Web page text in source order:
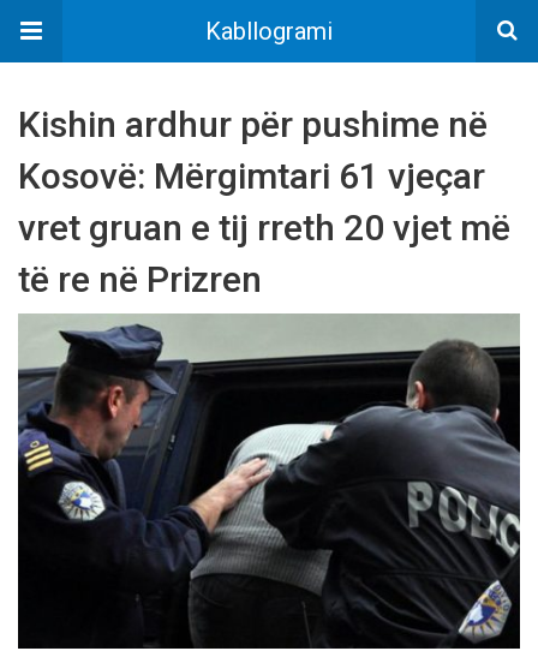
Kabllogrami
Kishin ardhur për pushime në
Kosovë: Mërgimtari 61 vjeçar
vret gruan e tij rreth 20 vjet më
të re në Prizren